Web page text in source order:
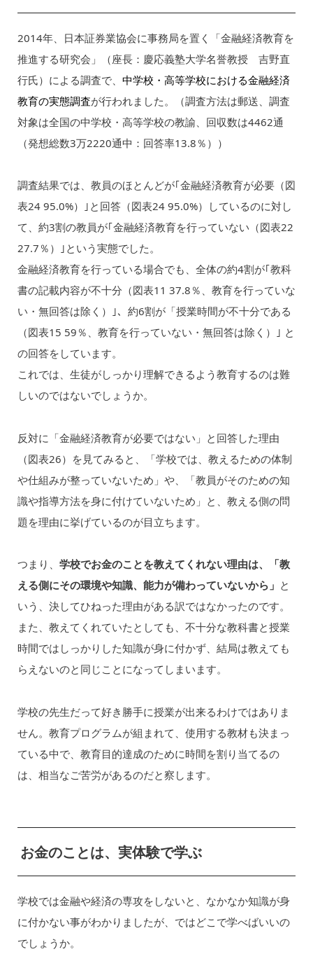
2014年、日本証券業協会に事務局を置く「金融経済教育を
推進する研究会」（座長：慶応義塾大学名誉教授 吉野直
行氏）による調査で、 中学校・高等学校における金融経済
教育の実態調査が行われました。（調査方法は郵送、調査
対象は全国の中学校・高等学校の教諭、回収数は4462通
（発想総数3万2220通中：回答率13.8％））
調査結果では、教員のほとんどが｢金融経済教育が必要（図
表24 95.0%）｣と回答（図表24 95.0%）しているのに対し
て、約3割の教員が｢金融経済教育を行っていない（図表22
27.7％）｣という実態でした。
金融経済教育を行っている場合でも、全体の約4割が｢教科
書の記載内容が不十分（図表11 37.8％、教育を行っていな
い・無回答は除く）｣、約6割が「授業時間が不十分である
（図表15 59％、教育を行っていない・無回答は除く）｣ と
の回答をしています。
これでは、生徒がしっかり理解できるよう教育するのは難
しいのではないでしょうか。
反対に「金融経済教育が必要ではない」と回答した理由
（図表26）を見てみると、「学校では、教えるための体制
や仕組みが整っていないため」や、「教員がそのための知
識や指導方法を身に付けていないため」と、教える側の問
題を理由に挙げているのが目立ちます。
つまり、 学校でお金のことを教えてくれない理由は、「教
える側にその環境や知識、能力が備わっていないから」 と
いう、決してひねった理由がある訳ではなかったのです。
また、教えてくれていたとしても、不十分な教科書と授業
時間ではしっかりした知識が身に付かず、結局は教えても
らえないのと同じことになってしまいます。
学校の先生だって好き勝手に授業が出来るわけではありま
せん。教育プログラムが組まれて、使用する教材も決まっ
ている中で、教育目的達成のために時間を割り当てるの
は、相当なご苦労があるのだと察します。
お金のことは、実体験で学ぶ
学校では金融や経済の専攻をしないと、なかなか知識が身
に付かない事がわかりましたが、ではどこで学べばいいの
でしょうか。